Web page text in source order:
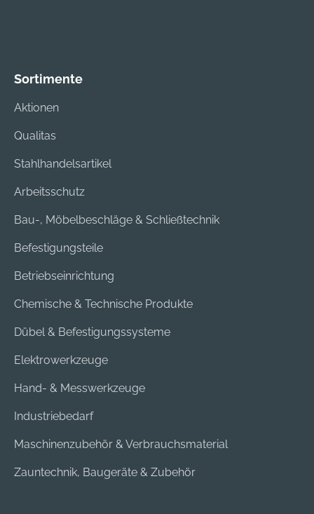
Sortimente
Aktionen
Qualitas
Stahlhandelsartikel
Arbeitsschutz
Bau-, Möbelbeschläge & Schließtechnik
Befestigungsteile
Betriebseinrichtung
Chemische & Technische Produkte
Dübel & Befestigungssysteme
Elektrowerkzeuge
Hand- & Messwerkzeuge
Industriebedarf
Maschinenzubehör & Verbrauchsmaterial
Zauntechnik, Baugeräte & Zubehör